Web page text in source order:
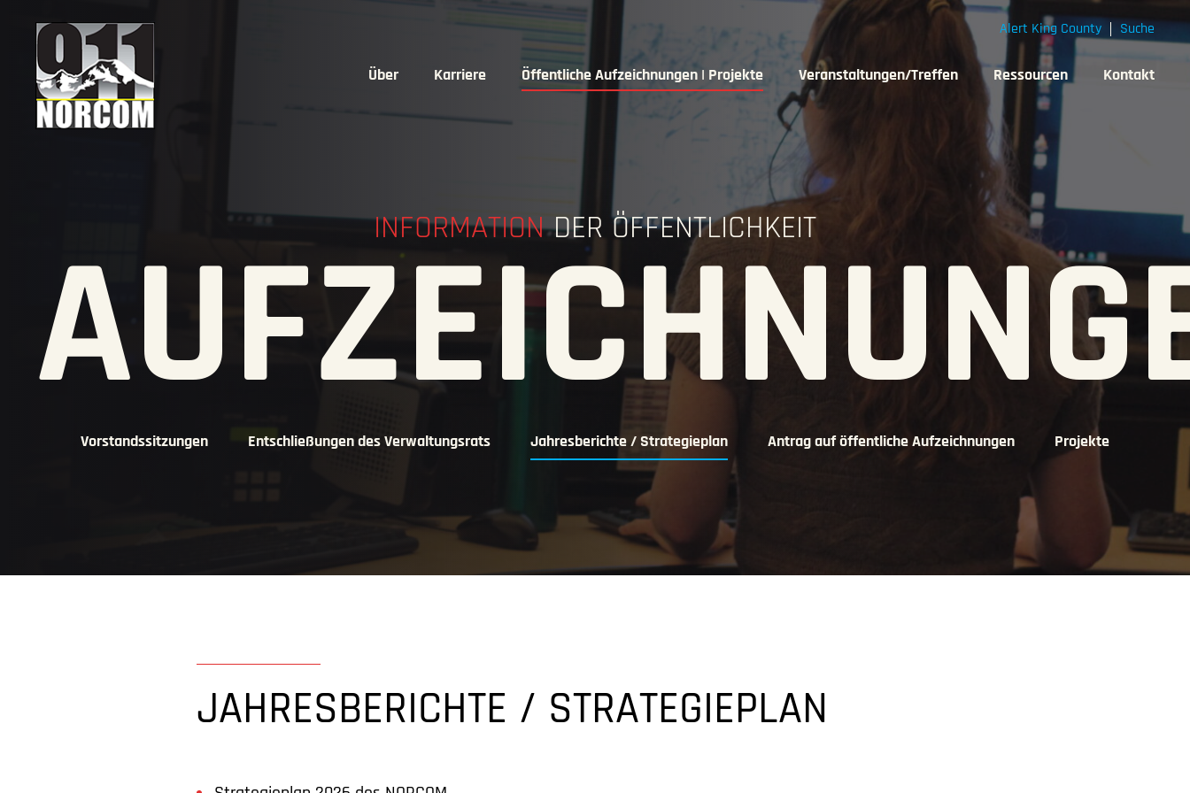
Über Karriere Öffentliche Aufzeichnungen | Projekte Veranstaltungen/Treffen Ressourcen Kontakt
Alert King County Suche
INFORMATIONDER ÖFFENTLICHKEIT
Vorstandssitzungen Entschließungen des Verwaltungsrats Jahresberichte / Strategieplan Antrag auf öffentliche Aufzeichnungen Projekte
JAHRESBERICHTE / STRATEGIEPLAN